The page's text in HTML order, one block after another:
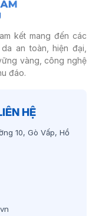
kết mang đến các
an toàn, hiện đại,
vàng, công nghệ
đáo.
HỆ
10, Gò Vấp, Hồ